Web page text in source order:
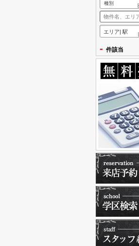
種別
エリア| 駅
- 件該当